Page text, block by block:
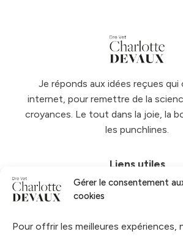
Gérer le consentement
cookies
Pour offrir les meilleures expériences,
Je réponds aux idées reçues
internet, pour remettre de la
croyances. Le tout dans la joie, la
les punchlines.
Liens utiles
Blog